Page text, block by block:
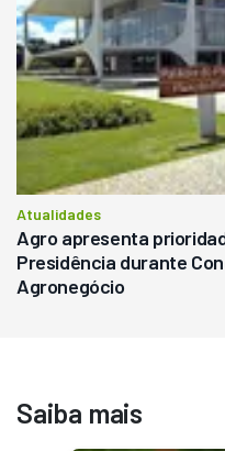
Atualidades
Agro apresenta
Presidência durante
Agronegócio
Saiba mais